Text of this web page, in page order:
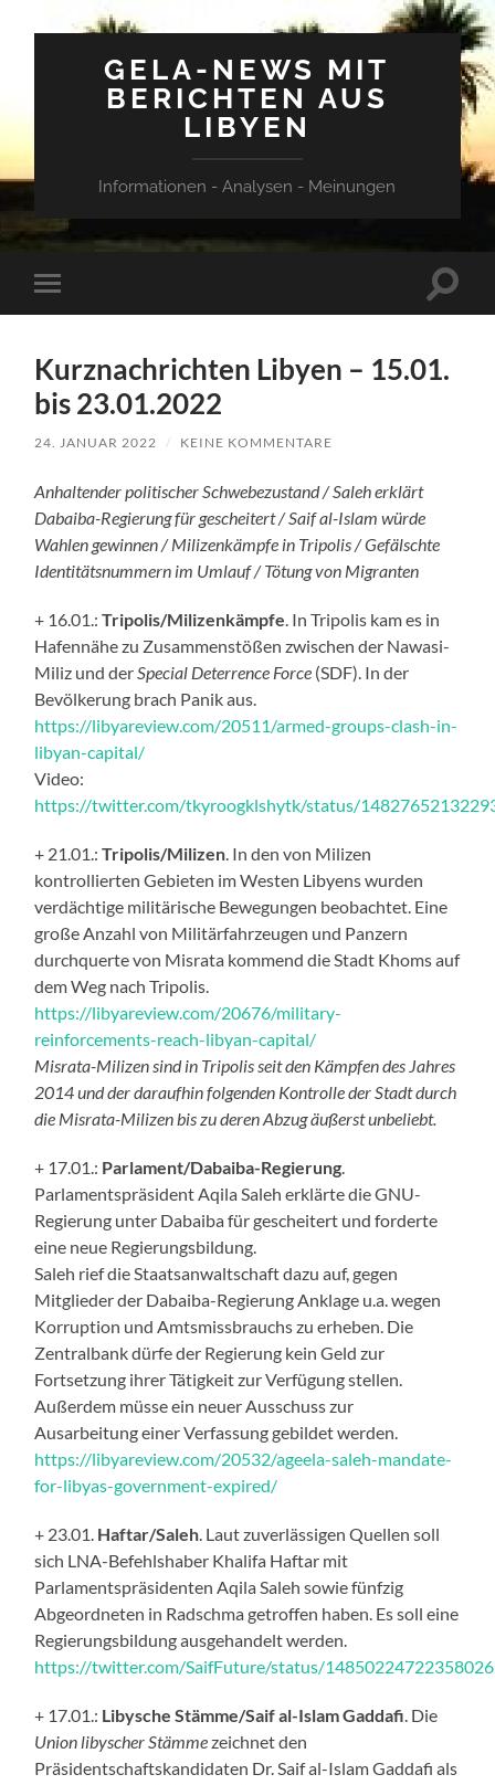
GELA-NEWS MIT
BERICHTEN AUS
LIBYEN
Informationen - Analysen - Meinungen
Mobile-
Menü
Kurznachrichten Libyen – 15.01.
bis 23.01.2022
24. JANUAR 2022 / KEINE KOMMENTARE
Anhaltender politischer Schwebezustand / Saleh erklärt
Dabaiba-Regierung für gescheitert / Saif al-Islam würde
Wahlen gewinnen / Milizenkämpfe in Tripolis / Gefälschte
Identitätsnummern im Umlauf / Tötung von Migranten
+ 16.01.:Tripolis/Milizenkämpfe . In Tripolis kam es in
Hafennähe zu Zusammenstößen zwischen der Nawasi-
Miliz und der Special Deterrence Force (SDF). In der
Bevölkerung brach Panik aus.
https://libyareview.com/20511/armed-groups-clash-in-
libyan-capital/
Video:
https://twitter.com/tkyroogklshytk/status/
+ 21.01.:Tripolis/Milizen . In den von Milizen
kontrollierten Gebieten im Westen Libyens wurden
verdächtige militärische Bewegungen beobachtet. Eine
große Anzahl von Militärfahrzeugen und Panzern
durchquerte von Misrata kommend die Stadt Khoms auf
dem Weg nach Tripolis.
https://libyareview.com/20676/military-
reinforcements-reach-libyan-capital/
Misrata-Milizen sind in Tripolis seit den Kämpfen des Jahres
2014 und der daraufhin folgenden Kontrolle der Stadt durch
die Misrata-Milizen bis zu deren Abzug äußerst unbeliebt.
+ 17.01.: Parlament/Dabaiba-Regierung
Parlamentspräsident Aqila Saleh erklärte die GNU-
Regierung unter Dabaiba für gescheitert und forderte
eine neue Regierungsbildung.
Saleh rief die Staatsanwaltschaft dazu auf, gegen
Mitglieder der Dabaiba-Regierung Anklage u.a. wegen
Korruption und Amtsmissbrauchs zu erheben. Die
Zentralbank dürfe der Regierung kein Geld zur
Fortsetzung ihrer Tätigkeit zur Verfügung stellen.
Außerdem müsse ein neuer Ausschuss zur
Ausarbeitung einer Verfassung gebildet werden.
https://libyareview.com/20532/ageela-saleh-mandate-
for-libyas-government-expired/
+ 23.01. Haftar/Saleh . Laut zuverlässigen Quellen soll
sich LNA-Befehlshaber Khalifa Haftar mit
Parlamentspräsidenten Aqila Saleh sowie fünfzig
Abgeordneten in Radschma getroffen haben. Es soll eine
Regierungsbildung ausgehandelt werden.
https://twitter.com/SaifFuture/status/
+ 17.01.: Libysche Stämme/Saif al-Islam Gaddafi . Die
Union libyscher Stämmezeichnet den
Präsidentschaftskandidaten Dr. Saif al-Islam Gaddafi als